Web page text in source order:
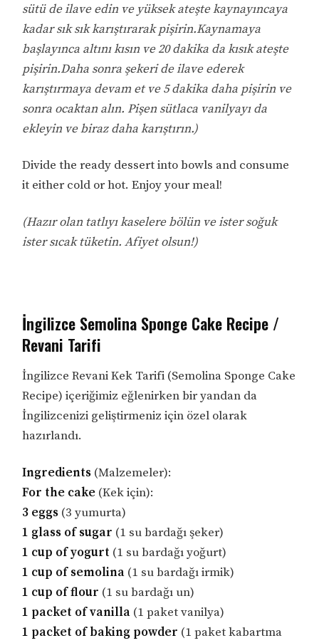
sütü de ilave edin ve yüksek ateşte kaynayıncaya
kadar sık sık karıştırarak pişirin.Kaynamaya
başlayınca altını kısın ve 20 dakika da kısık ateşte
pişirin.Daha sonra şekeri de ilave ederek
karıştırmaya devam et ve 5 dakika daha pişirin ve
sonra ocaktan alın. Pişen sütlaca vanilyayı da
ekleyin ve biraz daha karıştırın.)
Divide the ready dessert into bowls and consume
it either cold or hot. Enjoy your meal!
(Hazır olan tatlıyı kaselere bölün ve ister soğuk
ister sıcak tüketin. Afiyet olsun!)
İngilizce Semolina Sponge Cake Recipe /
Revani Tarifi
İngilizce Revani Kek Tarifi (Semolina Sponge Cake
Recipe) içeriğimiz eğlenirken bir yandan da
İngilizcenizi geliştirmeniz için özel olarak
hazırlandı.
Ingredients (Malzemeler):
For the cake (Kek için):
3 eggs (3 yumurta)
1 glass of sugar (1 su bardağı şeker)
1 cup of yogurt (1 su bardağı yoğurt)
1 cup of semolina (1 su bardağı irmik)
1 cup of flour (1 su bardağı un)
1 packet of vanilla (1 paket vanilya)
1 packet of baking powder (1 paket kabartma